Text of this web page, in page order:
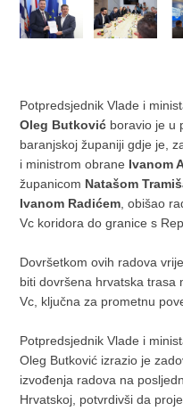
Potpredsjednik Vlade i
Oleg Butković boravio je u
baranjskoj županiji gdje je,
i ministrom obrane Ivanom
županicom Natašom
Ivanom Radićem , obišao
Vc koridora do granice s
Dovršetkom ovih radova
biti dovršena hrvatska trasa
Vc, ključna za prometnu
Potpredsjednik Vlade i
Oleg Butković izrazio je
izvođenja radova na
Hrvatskoj, potvrdivši da